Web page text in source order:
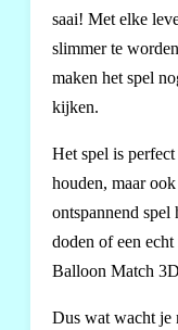
saai! Met elke
slimmer te
maken het spel
kijken.
Het spel is
houden, maar
ontspannend
doden of een
Balloon Match
Dus wat wacht je